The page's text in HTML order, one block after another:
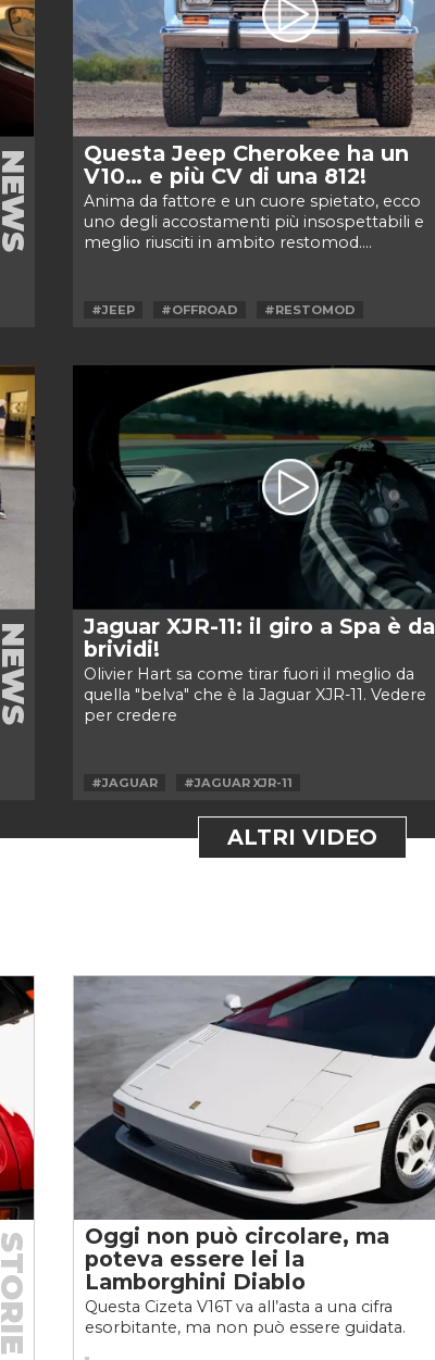
NEWS
Questa Jeep Cherokee ha un
V10… e più CV di una 812!
Anima da fattore e un cuore spietato, ecco
uno degli accostamenti più insospettabili e
meglio riusciti in ambito restomod....
#JEEP #OFFROAD #RESTOMOD
NEWS
Jaguar XJR-11: il giro a Spa è da
brividi!
Olivier Hart sa come tirar fuori il meglio da
quella "belva" che è la Jaguar XJR-11. Vedere
per credere
#JAGUAR #JAGUAR XJR-11
ALTRI VIDEO
STORIE
Oggi non può circolare, ma
poteva essere lei la
Lamborghini Diablo
Questa Cizeta V16T va all’asta a una cifra
esorbitante, ma non può essere guidata.